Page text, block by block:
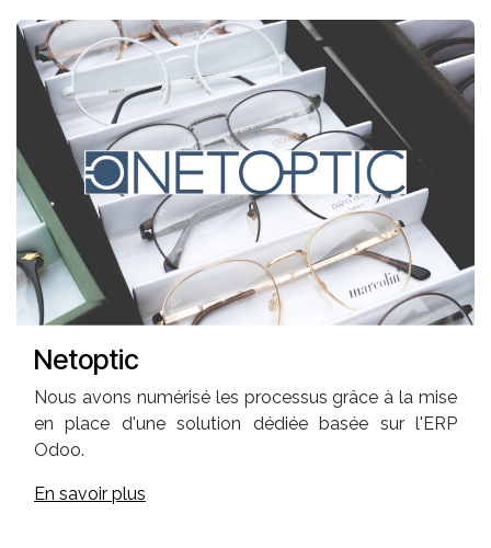
Netoptic
Nous avons numérisé les processus grâce à la mise
en place d'une solution dédiée basée sur l'ERP
Odoo.
En savoir plus